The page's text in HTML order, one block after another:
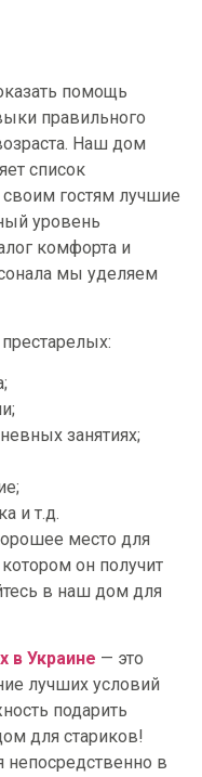
помощь
правильного
Наш дом
список
гостям лучшие
уровень
комфорта и
мы уделяем
занятиях;
и т.д.
место для
он получит
в наш дом для
в Украине — это
лучших условий
подарить
для стариков!
непосредственно в